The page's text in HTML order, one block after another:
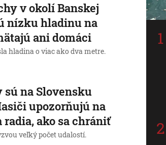
v okolí Banskej
nízku hladinu na
ani domáci
hladina o viac ako dva metre.
na Slovensku
upozorňujú na
ako sa chrániť
veľký počet udalostí.